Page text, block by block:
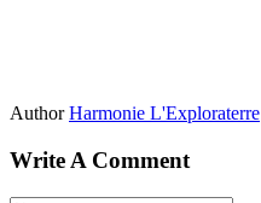
Author Harmonie L'Exploraterre
Write A Comment